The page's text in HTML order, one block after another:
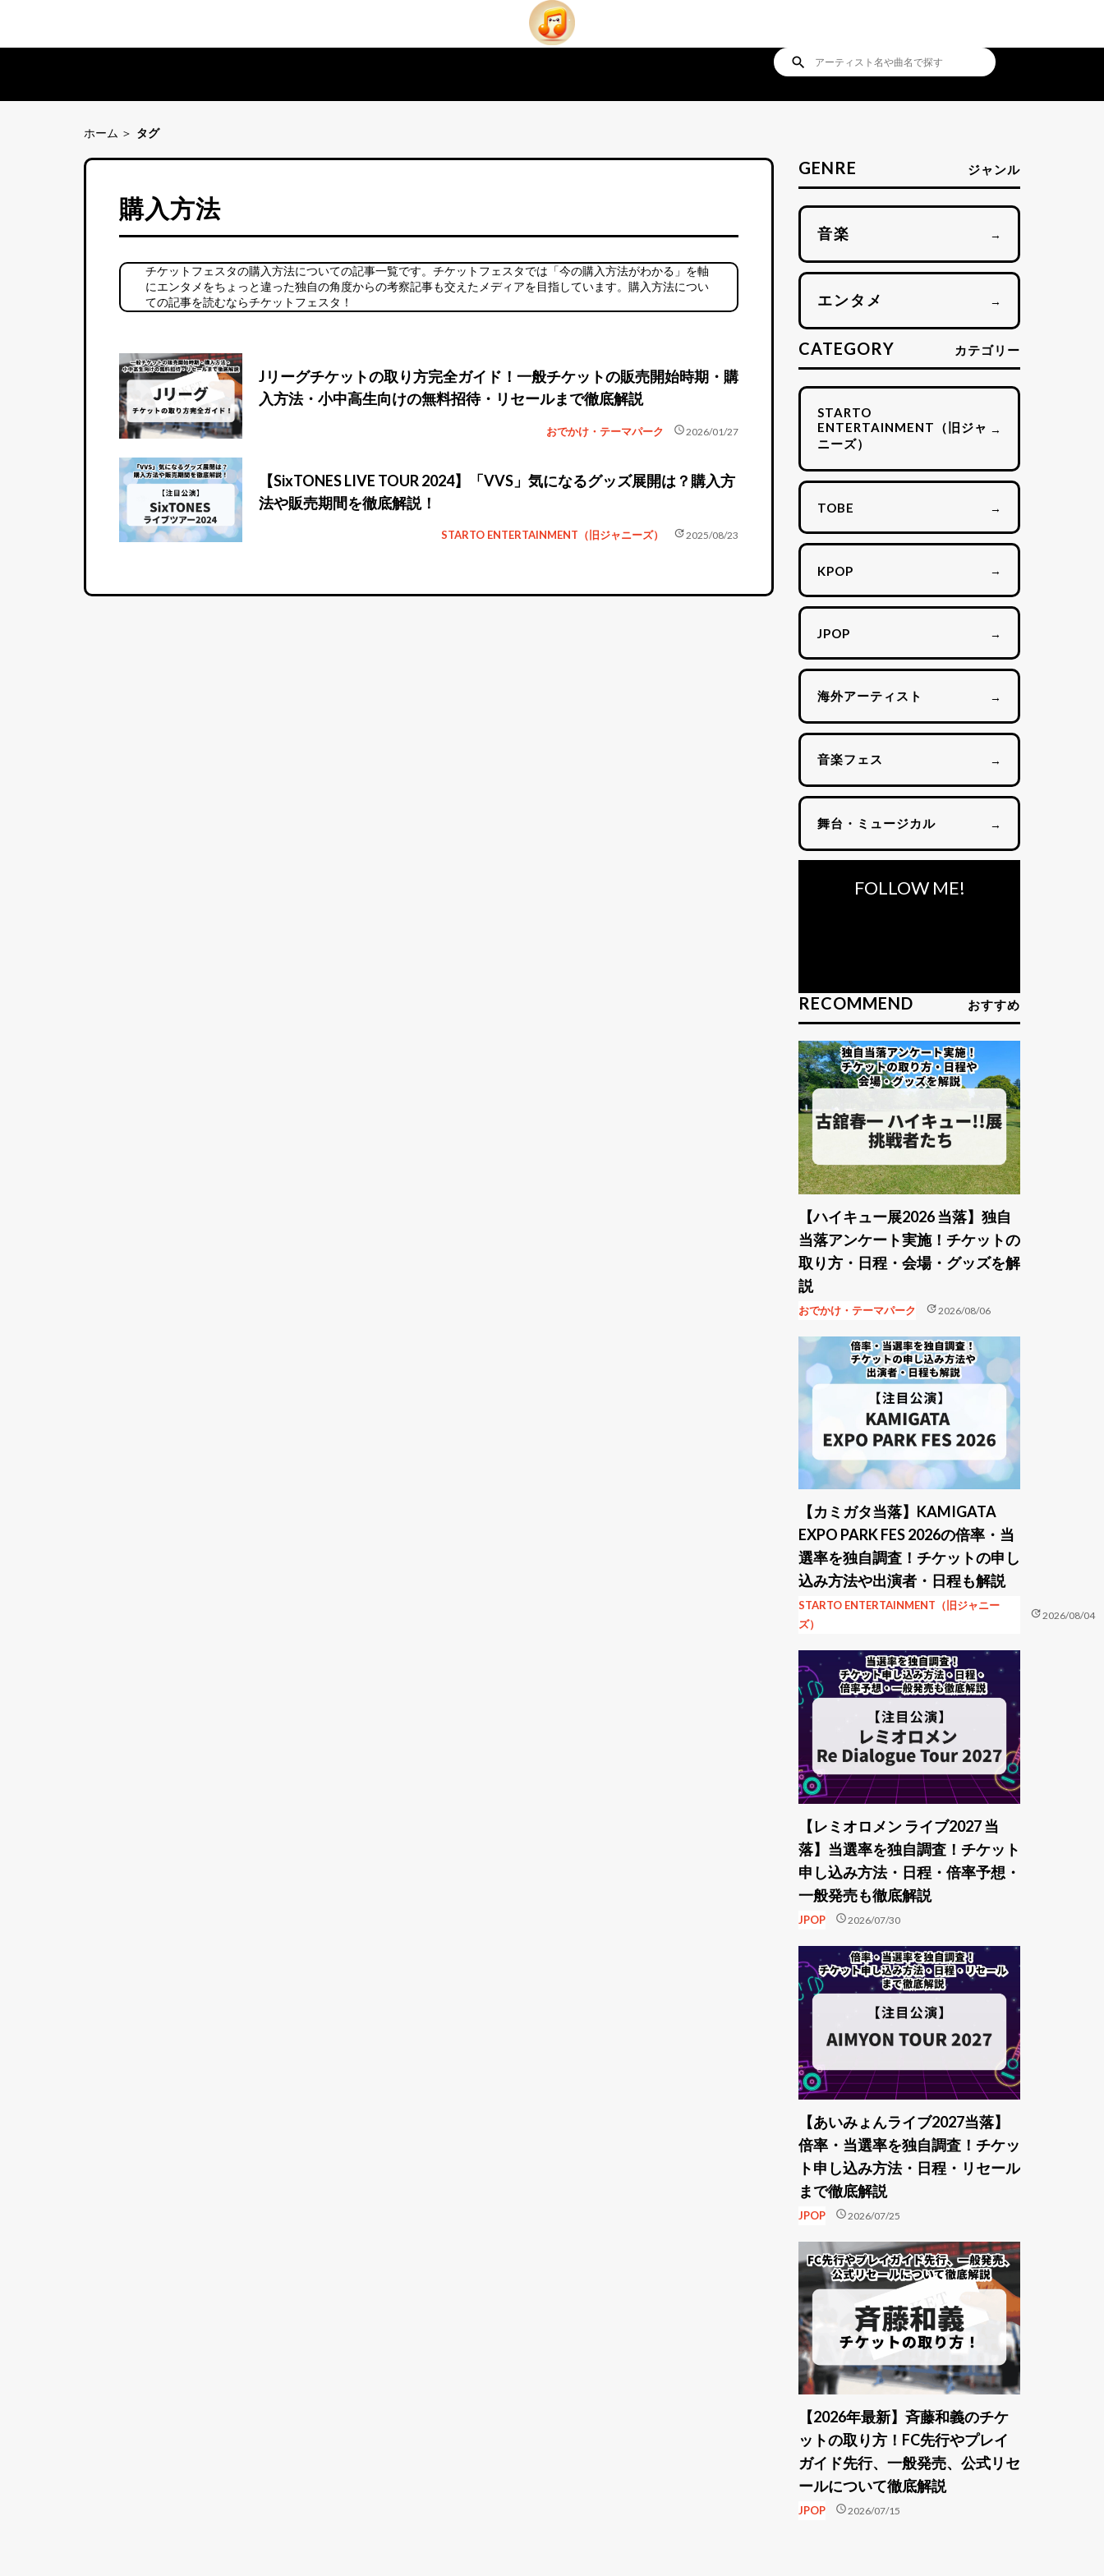
search
ホーム タグ
購入方法
チケットフェスタの購入方法についての記事一覧です。チケットフェスタでは「今の購入方法がわかる」を軸
にエンタメをちょっと違った独自の角度からの考察記事も交えたメディアを目指しています。購入方法につい
ての記事を読むならチケットフェスタ！
Jリーグチケットの取り方完全ガイド！一般チケットの販売開始時期・購
入方法・小中高生向けの無料招待・リセールまで徹底解説
おでかけ・テーマパーク schedule2026/01/27
【SixTONES LIVE TOUR 2024】「VVS」気になるグッズ展開は？購入方
法や販売期間を徹底解説！
STARTO ENTERTAINMENT（旧ジャニーズ） update2025/08/23
GENRE ジャンル
音楽 →
エンタメ →
CATEGORY カテゴリー
STARTO
ENTERTAINMENT（旧ジャ
ニーズ）
→
TOBE →
KPOP →
JPOP →
海外アーティスト →
音楽フェス →
舞台・ミュージカル →
FOLLOW ME!
RECOMMEND おすすめ
【ハイキュー展2026 当落】独自
当落アンケート実施！チケットの
取り方・日程・会場・グッズを解
説
おでかけ・テーマパーク update2026/08/06
【カミガタ当落】KAMIGATA
EXPO PARK FES 2026の倍率・当
選率を独自調査！チケットの申し
込み方法や出演者・日程も解説
STARTO ENTERTAINMENT（旧ジャニー
ズ）
update2026/08/04
【レミオロメン ライブ2027 当
落】当選率を独自調査！チケット
申し込み方法・日程・倍率予想・
一般発売も徹底解説
JPOP schedule2026/07/30
【あいみょんライブ2027当落】
倍率・当選率を独自調査！チケッ
ト申し込み方法・日程・リセール
まで徹底解説
JPOP schedule2026/07/25
【2026年最新】斉藤和義のチケ
ットの取り方！FC先行やプレイ
ガイド先行、一般発売、公式リセ
ールについて徹底解説
JPOP schedule2026/07/15